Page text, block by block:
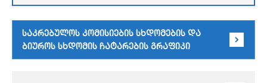
საკრებულოს კომისიების სხდომების და
ბიუროს სხდომის ჩატარების გრაფიკი